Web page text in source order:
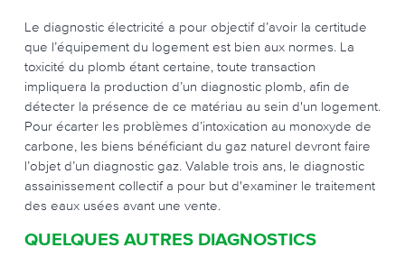
Le diagnostic électricité a pour objectif d’avoir la certitude
que l’équipement du logement est bien aux normes. La
toxicité du plomb étant certaine, toute transaction
impliquera la production d’un diagnostic plomb, afin de
détecter la présence de ce matériau au sein d'un logement.
Pour écarter les problèmes d’intoxication au monoxyde de
carbone, les biens bénéficiant du gaz naturel devront faire
l’objet d’un diagnostic gaz. Valable trois ans, le diagnostic
assainissement collectif a pour but d'examiner le traitement
des eaux usées avant une vente.
QUELQUES AUTRES DIAGNOSTICS